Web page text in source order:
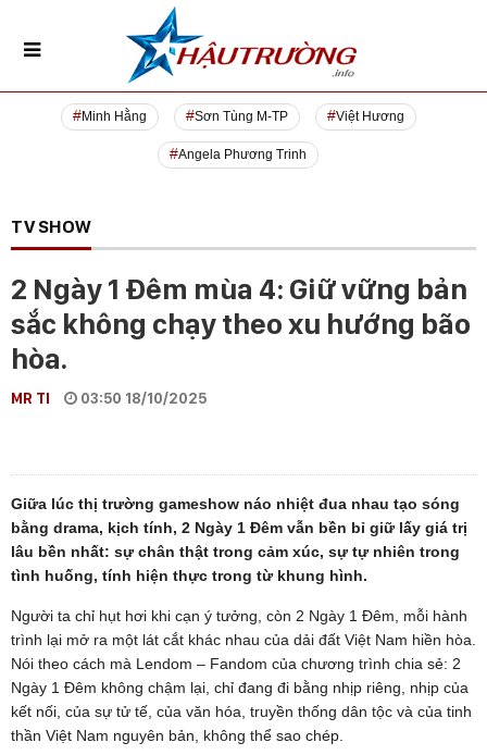
Minh Hằng Sơn Tùng M-TP Việt Hương
Angela Phương Trinh
TV SHOW
2 Ngày 1 Đêm mùa 4: Giữ vững bản
sắc không chạy theo xu hướng bão
hòa.
MR TI 03:50 18/10/2025
Giữa lúc thị trường gameshow náo nhiệt đua nhau tạo sóng
bằng drama, kịch tính, 2 Ngày 1 Đêm vẫn bền bỉ giữ lấy giá trị
lâu bền nhất: sự chân thật trong cảm xúc, sự tự nhiên trong
tình huống, tính hiện thực trong từ khung hình.
Người ta chỉ hụt hơi khi cạn ý tưởng, còn 2 Ngày 1 Đêm, mỗi hành
trình lại mở ra một lát cắt khác nhau của dải đất Việt Nam hiền hòa.
Nói theo cách mà Lendom – Fandom của chương trình chia sẻ: 2
Ngày 1 Đêm không chậm lại, chỉ đang đi bằng nhịp riêng, nhịp của
kết nối, của sự tử tế, của văn hóa, truyền thống dân tộc và của tinh
thần Việt Nam nguyên bản, không thể sao chép.